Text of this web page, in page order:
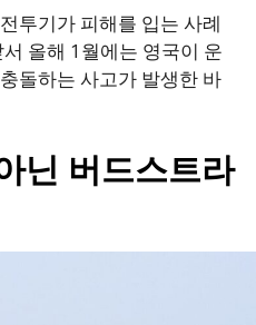
투기가 피해를 입는 사례
올해 1월에는 영국이 운
돌하는 사고가 발생한 바
닌 버드스트라